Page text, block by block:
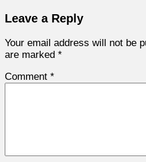
Leave a Reply
Your email address will not be
are marked *
Comment *